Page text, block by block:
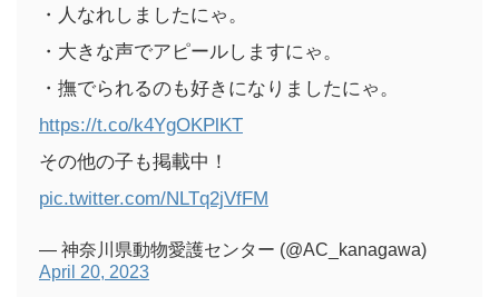
・人なれしましたにゃ。
・大きな声でアピールしますにゃ。
・撫でられるのも好きになりましたにゃ。
https://t.co/k4YgOKPlKT
その他の子も掲載中！
pic.twitter.com/NLTq2jVfFM
— 神奈川県動物愛護センター (@AC_kanagawa)
April 20, 2023